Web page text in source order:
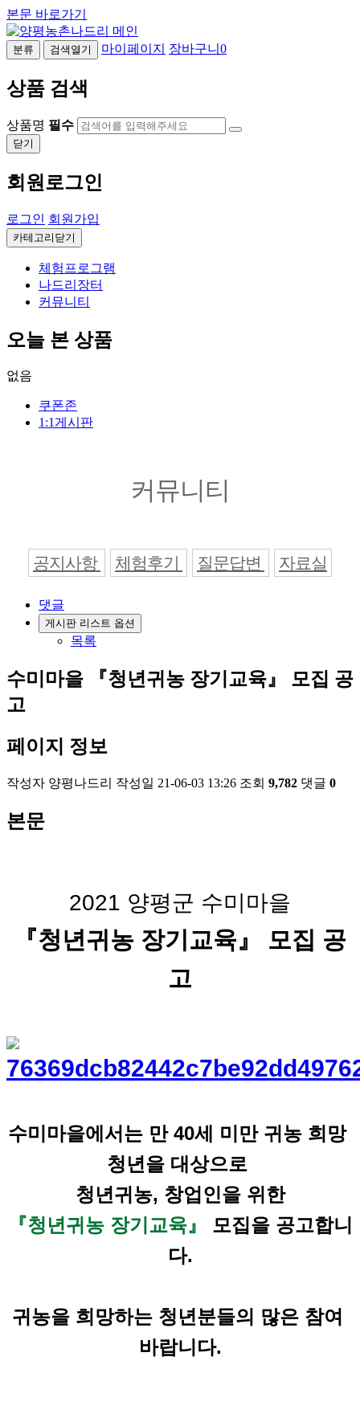
본문 바로가기
분류 검색열기 마이페이지 장바구니 0
상품 검색
상품명 필수
닫기
회원로그인
로그인 회원가입
카테고리닫기
체험프로그램
나드리장터
커뮤니티
오늘 본 상품
없음
쿠폰존
1:1게시판
커뮤니티
공지사항 체험후기 질문답변 자료실
댓글
게시판 리스트 옵션
목록
수미마을 『청년귀농 장기교육』 모집 공
고
페이지 정보
작성자 양평나드리 작성일 21-06-03 13:26 조회 9,782 댓글 0
본문
2021 양평군 수미마을
『청년귀농 장기교육』 모집 공
고
수미마을에서는 만 40세 미만 귀농 희망
청년을 대상으로
청년귀농, 창업인을 위한
『청년귀농 장기교육』
모집을 공고합니
다.
귀농을 희망하는 청년분들의 많은 참여
바랍니다.